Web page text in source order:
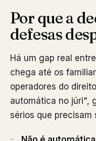
Por que a
defesas
Há um gap real
chega até os
operadores do
automática no júri",
sérios que precisam